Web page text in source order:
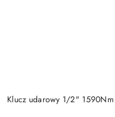
Klucz udarowy 1/2"